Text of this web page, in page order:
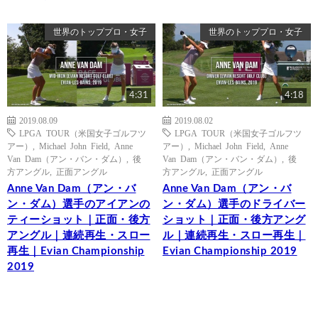
世界のトッププロ・女子
4:31
2019.08.09
LPGA TOUR（米国女子ゴルフツ
アー）
Michael John Field
Anne
Van Dam（アン・バン・ダム）
後
方アングル
正面アングル
Anne Van Dam（アン・バ
ン・ダム）選手のアイアンの
ティーショット｜正面・後方
アングル｜連続再生・スロー
再生｜Evian Championship
2019
世界のトッププロ・女子
4:18
2019.08.02
LPGA TOUR（米国女子ゴルフツ
アー）
Michael John Field
Anne
Van Dam（アン・バン・ダム）
後
方アングル
正面アングル
Anne Van Dam（アン・バ
ン・ダム）選手のドライバー
ショット｜正面・後方アング
ル｜連続再生・スロー再生｜
Evian Championship 2019